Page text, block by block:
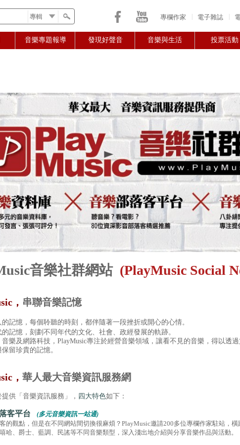
專欄作家 電子雜誌
音樂專題報導 發現好聲音 音樂與生活 投票活動
音樂社群網站 (PlayMusic Social
， 串聯音樂記憶
的記憶，每個聆聽的時刻，都伴隨著一段挫折或開心的心情。
記憶，刻劃不同年代的文化、社會、政經發展的軌跡。
樂及網路科技，PlayMusic專注於經營音樂領域，讓看不見的音樂，得以透
留珍貴的記憶。
， 華人最大音樂資訊服務網
供「音樂資訊服務」， 四大特色如下：
客平台
(多元音樂資訊一站通)
的觀點，但是在不同網站間切換很麻煩？PlayMusic邀請200多位專欄作家駐站，
哈、爵士、藍調、民謠等不同音樂類型，深入淺出地介紹與分享音樂作品與活動。